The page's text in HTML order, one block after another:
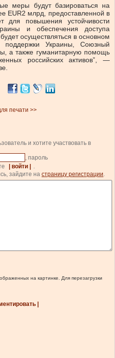
меры будут базироваться на
EUR2 млрд, предоставленной в
для повышения устойчивости
и обеспечения доступа
осуществляться в основном
поддержки Украины, Союзный
а также гуманитарную помощь
российских активов”, —
печати >>
и хотите участвовать в
, пароль
| войти |
.
зайдите на страницу регистрации.
на картинке. Для перезагрузки
|